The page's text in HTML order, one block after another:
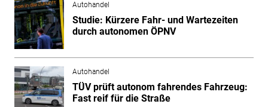
Autohandel
Studie: Kürzere Fahr- und Wartezeiten
durch autonomen ÖPNV
Autohandel
TÜV prüft autonom fahrendes Fahrzeug:
Fast reif für die Straße